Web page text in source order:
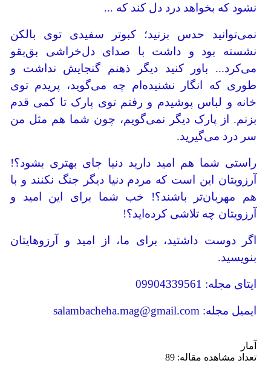
نشود که بخواهد درد دل کند که ...
نمی‌توانید حدس بزنید؛ کبوتر سفیدی توی بالکن
نشسته بود و داشت با صدای دل‌خراشی بق‌بقو
می‌کرد... باور کنید دیگر ذهنم گنجایش نداشت و
طوری که انگار نشنیده‌ام چه می‌گوید، پریدم توی
خانه و لباس پوشیدم و رفتم توی پارک تا کمی قدم
بزنم. از پارک دیگر نمی‌گویم، چون شما هم مثل من
سر درد می‌گیرید.
راستی شما هم امید دارید دنیا جای بهتری بشود؟!
آرزویتان این است که مردم دنیا دیگر جنگ نکنند و با
هم مهربان‌تر باشند؟! خب شما برای این امید و
آرزویتان چه تلاشی کرده‌اید؟!
اگر دوست داشتید، برای ما، از امید و آرزوهایتان
بنویسید.
ایتای مجله: 09904339561
ایمیل مجله: salambacheha.mag@gmail.com
آمار
تعداد مشاهده مقاله: 89